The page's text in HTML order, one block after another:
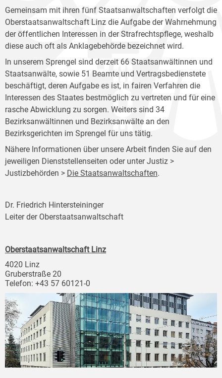
Gemeinsam mit ihren fünf Staatsanwaltschaften verfolgt die
Oberstaatsanwaltschaft Linz die Aufgabe der Wahrnehmung
der öffentlichen Interessen in der Strafrechtspflege, weshalb
diese auch oft als Anklagebehörde bezeichnet wird.
In unserem Sprengel sind derzeit 66 Staatsanwältinnen und
Staatsanwälte, sowie 51 Beamte und Vertragsbedienstete
beschäftigt, deren Aufgabe es ist, in fairen Verfahren die
Interessen des Staates bestmöglich zu vertreten und für eine
rasche Abwicklung zu sorgen. Weiters sind 34
Bezirksanwältinnen und Bezirksanwälte an den
Bezirksgerichten im Sprengel für uns tätig.
Nähere Informationen über unsere Arbeit finden Sie auf den
jeweiligen Dienststellenseiten oder unter Justiz >
Justizbehörden > Die Staatsanwaltschaften.
Dr. Friedrich Hintersteininger
Leiter der Oberstaatsanwaltschaft
Oberstaatsanwaltschaft Linz
4020 Linz
Gruberstraße 20
Telefon: +43 57 60121-0